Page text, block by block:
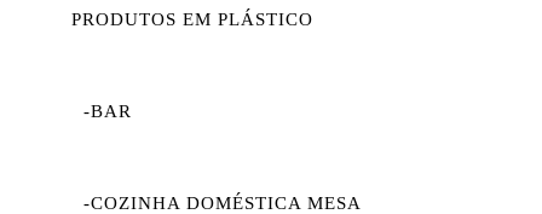
PRODUTOS EM PLÁSTICO
-BAR
-COZINHA DOMÉSTICA MESA